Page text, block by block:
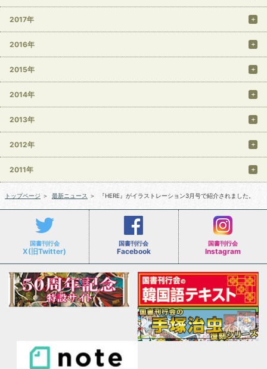
2017年
2016年
2015年
2014年
2013年
2012年
2011年
トップページ ＞ 最新ニュース ＞ 『HERE』がイラストレーション3月号で紹介されました。
国書刊行会
X(旧Twitter)
国書刊行会
Facebook
国書刊行会
Instagram